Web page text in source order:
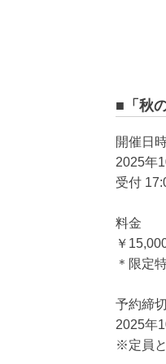
■「秋
開催日
2025年
受付
料金
￥
＊限定
予約締切
2025年
※定員